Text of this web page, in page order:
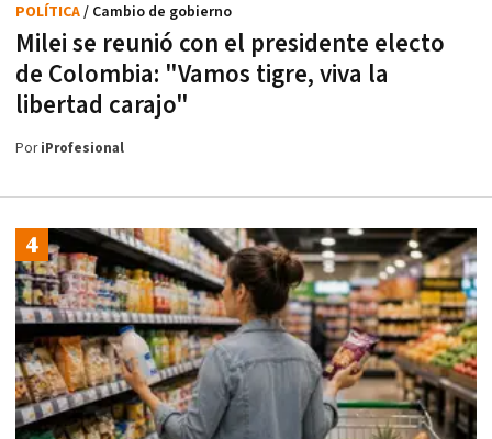
Milei se reunió con el presidente electo
de Colombia: "Vamos tigre, viva la
libertad carajo"
POLÍTICA/ Cambio de gobierno
PoriProfesional